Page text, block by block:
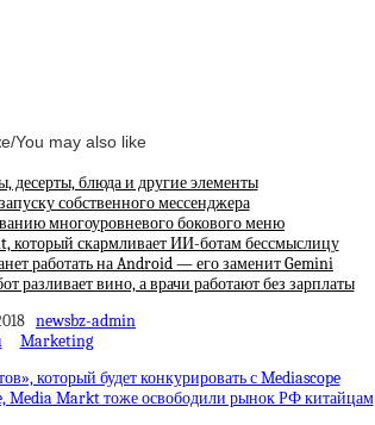
You may also like
десерты, блюда и другие элементы
собственного мессенджера
многоуровневого бокового меню
скармливает ИИ-ботам бессмыслицу
работать на Android — его заменит Gemini
разливает вино, а врачи работают без зарплаты
newsbz-admin
Marketing
который будет конкурировать с Mediascope
Media Markt тоже освободили рынок РФ китайцам